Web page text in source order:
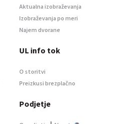
Aktualna izobraževanja
Izobraževanja po meri
Najem dvorane
UL info tok
O storitvi
Preizkusi brezplačno
Podjetje